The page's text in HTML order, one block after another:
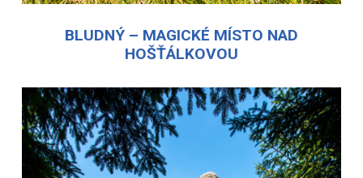
BLUDNÝ – MAGICKÉ MÍSTO NAD
HOŠŤÁLKOVOU